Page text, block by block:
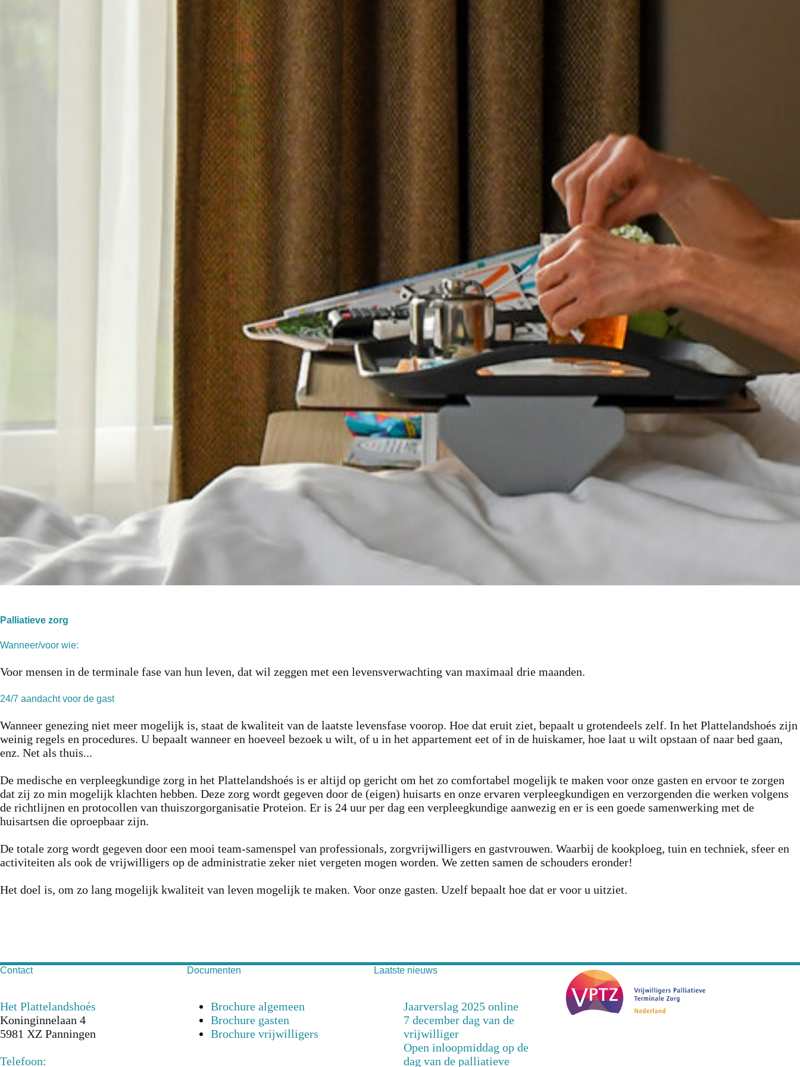
Palliatieve zorg
Wanneer/voor wie:
Voor mensen in de terminale fase van hun leven, dat wil zeggen met een levensverwachting van maximaal drie maanden.
24/7 aandacht voor de gast
Wanneer genezing niet meer mogelijk is, staat de kwaliteit van de laatste levensfase voorop. Hoe dat eruit ziet, bepaalt u grotendeels zelf. In het Plattelandshoés zijn
weinig regels en procedures. U bepaalt wanneer en hoeveel bezoek u wilt, of u in het appartement eet of in de huiskamer, hoe laat u wilt opstaan of naar bed gaan,
enz. Net als thuis...
De medische en verpleegkundige zorg in het Plattelandshoés is er altijd op gericht om het zo comfortabel mogelijk te maken voor onze gasten en ervoor te zorgen
dat zij zo min mogelijk klachten hebben. Deze zorg wordt gegeven door de (eigen) huisarts en onze ervaren verpleegkundigen en verzorgenden die werken volgens
de richtlijnen en protocollen van thuiszorgorganisatie Proteion. Er is 24 uur per dag een verpleegkundige aanwezig en er is een goede samenwerking met de
huisartsen die oproepbaar zijn.
De totale zorg wordt gegeven door een mooi team-samenspel van professionals, zorgvrijwilligers en gastvrouwen. Waarbij de kookploeg, tuin en techniek, sfeer en
activiteiten als ook de vrijwilligers op de administratie zeker niet vergeten mogen worden. We zetten samen de schouders eronder!
Het doel is, om zo lang mogelijk kwaliteit van leven mogelijk te maken. Voor onze gasten. Uzelf bepaalt hoe dat er voor u uitziet.
Contact
Het Plattelandshoés
Koninginnelaan 4
5981 XZ Panningen
Telefoon:
Documenten
Brochure algemeen
Brochure gasten
Brochure vrijwilligers
Laatste nieuws
Jaarverslag 2025 online
7 december dag van de
vrijwilliger
Open inloopmiddag op de
dag van de palliatieve